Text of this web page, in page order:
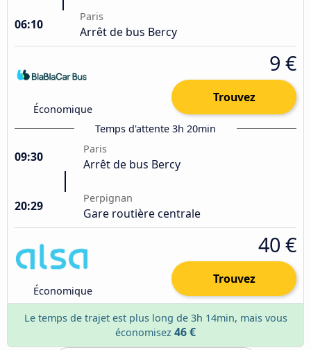
06:10
Paris
Arrêt de bus Bercy
Économique
9 €
Trouvez
Temps d'attente 3h 20min
09:30
Paris
Arrêt de bus Bercy
20:29
Perpignan
Gare routière centrale
Économique
40 €
Trouvez
Le temps de trajet est plus long de 3h 14min, mais vous
économisez 46 €